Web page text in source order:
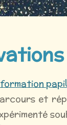
et